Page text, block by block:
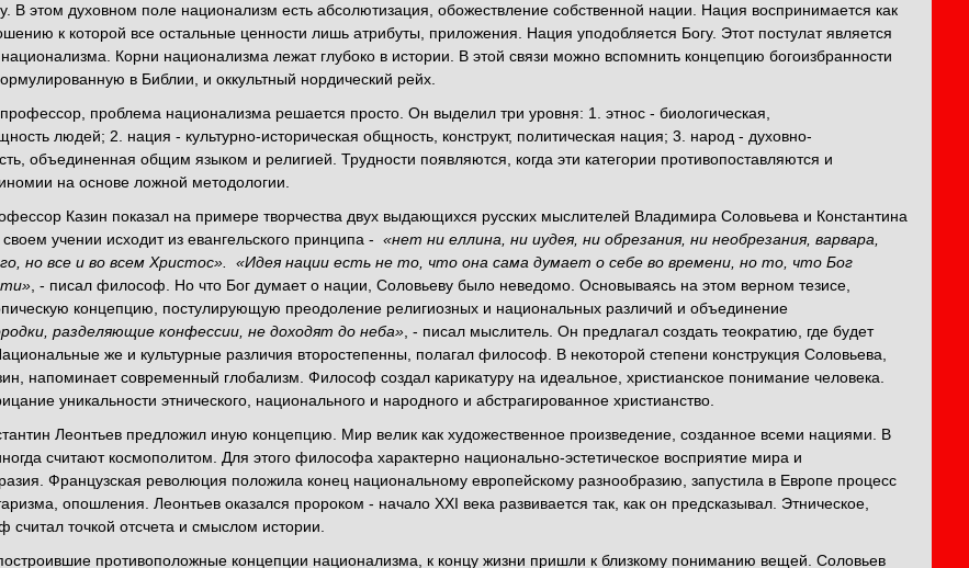
В этом духовном поле национализм есть абсолютизация, обожествление собственной нации. Нация воспринимается как
к которой все остальные ценности лишь атрибуты, приложения. Нация уподобляется Богу. Этот постулат является
Корни национализма лежат глубоко в истории. В этой связи можно вспомнить концепцию богоизбранности
в Библии, и оккультный нордический рейх.
профессор, проблема национализма решается просто. Он выделил три уровня: 1. этнос - биологическая,
людей; 2. нация - культурно-историческая общность, конструкт, политическая нация; 3. народ - духовно-
объединенная общим языком и религией. Трудности появляются, когда эти категории противопоставляются и
на основе ложной методологии.
Казин показал на примере творчества двух выдающихся русских мыслителей Владимира Соловьева и Константина
учении исходит из евангельского принципа - «нет ни еллина, ни иудея, ни обрезания, ни необрезания, варвара,
но все и во всем Христос».
«Идея нации есть не то, что она сама думает о себе во времени, но то, что Бог
, - писал философ. Но что Бог думает о нации, Соловьеву было неведомо. Основываясь на этом верном тезисе,
концепцию, постулирующую преодоление религиозных и национальных различий и объединение
разделяющие конфессии, не доходят до неба», - писал мыслитель. Он предлагал создать теократию, где будет
же и культурные различия второстепенны, полагал философ. В некоторой степени конструкция Соловьева,
напоминает современный глобализм. Философ создал карикатуру на идеальное, христианское понимание человека.
уникальности этнического, национального и народного и абстрагированное христианство.
Леонтьев предложил иную концепцию. Мир велик как художественное произведение, созданное всеми нациями. В
считают космополитом. Для этого философа характерно национально-эстетическое восприятие мира и
Французская революция положила конец национальному европейскому разнообразию, запустила в Европе процесс
опошления. Леонтьев оказался пророком - начало XXI века развивается так, как он предсказывал. Этническое,
точкой отсчета и смыслом истории.
противоположные концепции национализма, к концу жизни пришли к близкому пониманию вещей. Соловьев